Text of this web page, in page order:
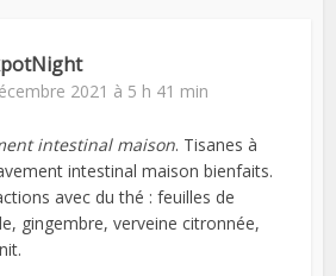
2021 à 5 h 41 min
intestinal maison. Tisanes à
intestinal maison bienfaits.
avec du thé : feuilles de
gingembre, verveine citronnée,